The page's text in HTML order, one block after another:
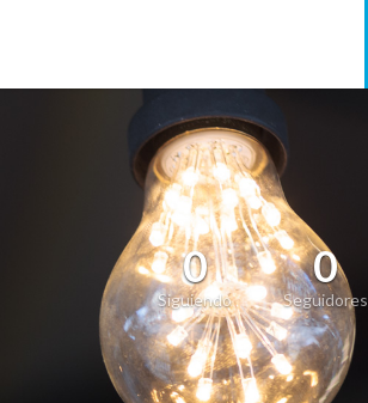
0
Siguiendo
0
Seguidores